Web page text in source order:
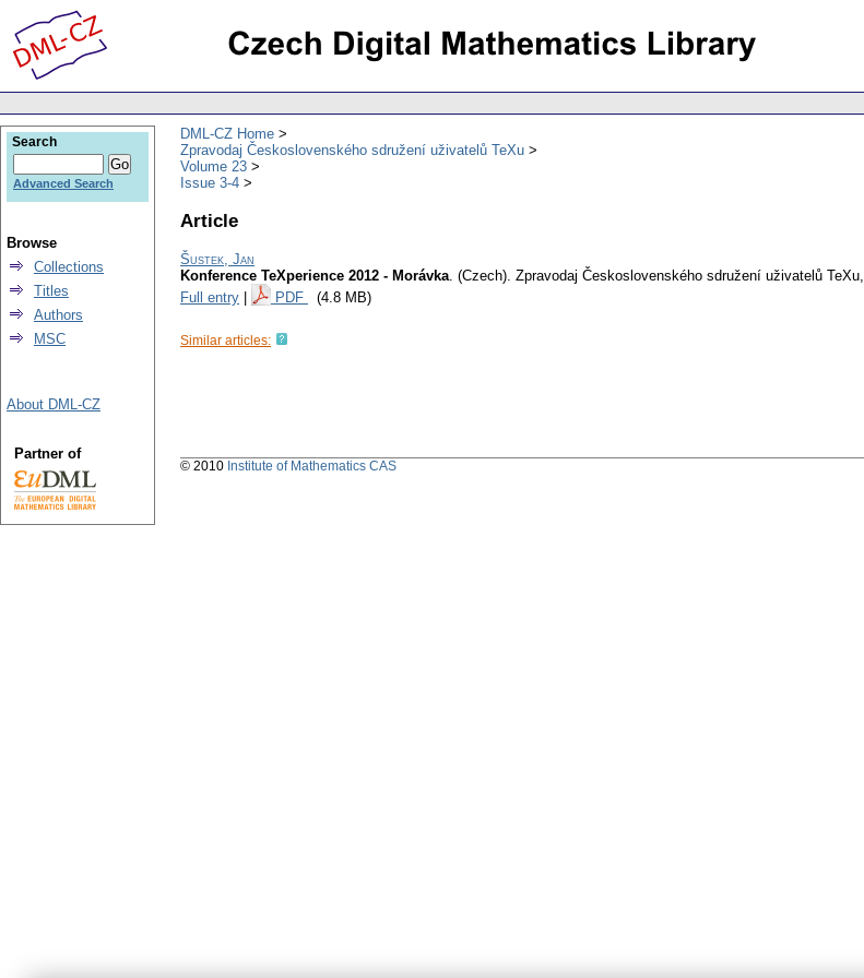
DML-CZ Home
Zpravodaj Československého sdružení uživatelů TeXu
Volume 23
Issue 3-4
Article
Šustek, Jan
Konference TeXperience 2012 - Morávka. (Czech). Zpravodaj Československého sdružení uživatelů TeXu,
Full entry
PDF (4.8 MB)
Similar articles:
Search
Advanced Search
Browse
Collections
Titles
Authors
MSC
About DML-CZ
Partner of
© 2010 Institute of Mathematics CAS